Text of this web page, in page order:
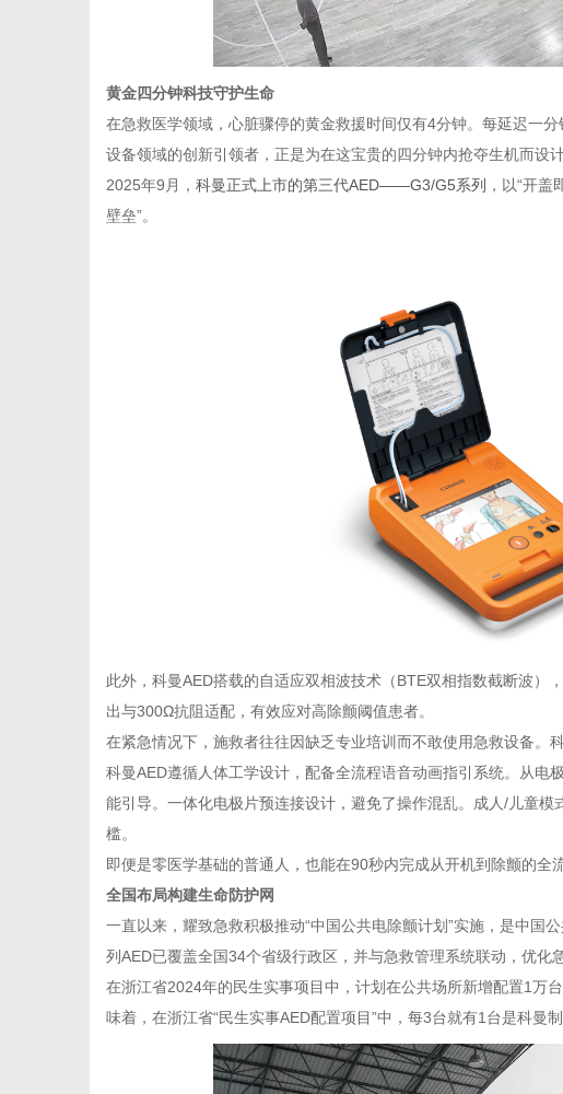
黄金四分钟科技守护生命
在急救医学领域，心脏骤停的黄金救援时间仅有4分钟。每延迟一
设备领域的创新引领者，正是为在这宝贵的四分钟内抢夺生机而设计
2025年9月， 科曼正式上市的第三代AED——G3/G5系列 ，以“开
壁垒”。
此外，科曼AED搭载的自适应双相波技术（BTE双相指数截断波
出与300Ω抗阻适配，有效应对高除颤阈值患者。
在紧急情况下，施救者往往因缺乏专业培训而不敢使用急救设备。
科曼AED遵循人体工学设计，配备全流程语音动画指引系统。从
能引导。一体化电极片预连接设计，避免了操作混乱。成人/儿童
槛。
即便是零医学基础的普通人，也能在90秒内完成从开机到除颤的全
全国布局构建生命防护网
一直以来，耀致急救积极推动“中国公共电除颤计划”实施，是中国
列AED已覆盖全国34个省级行政区，并与急救管理系统联动，优化
在浙江省2024年的民生实事项目中，计划在公共场所新增配置1万
味着，在浙江省“民生实事AED配置项目”中，每3台就有1台是科曼制